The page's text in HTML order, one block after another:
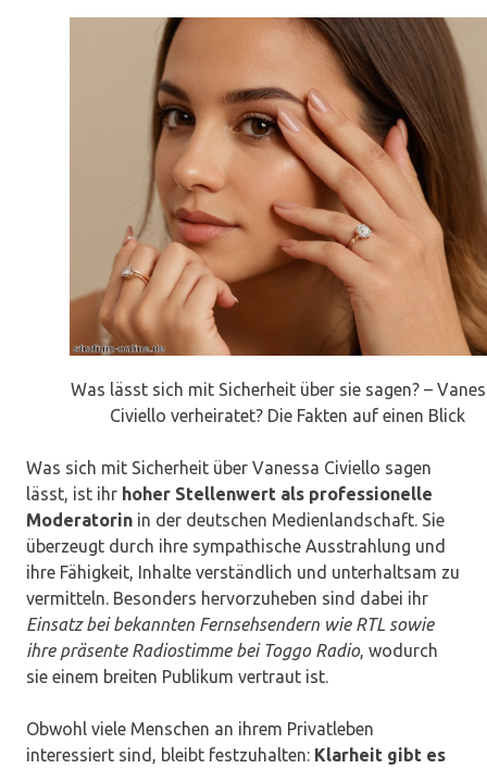
Was lässt sich mit Sicherheit über sie sagen? –
Civiello verheiratet? Die Fakten auf einen Blick
Was sich mit Sicherheit über Vanessa Civiello sagen
lässt, ist ihr hoher Stellenwert als professionelle
Moderatorin in der deutschen Medienlandschaft. Sie
überzeugt durch ihre sympathische Ausstrahlung und
ihre Fähigkeit, Inhalte verständlich und unterhaltsam zu
vermitteln. Besonders hervorzuheben sind dabei ihr
Einsatz bei bekannten Fernsehsendern wie RTL sowie
ihre präsente Radiostimme bei Toggo Radio, wodurch
sie einem breiten Publikum vertraut ist.
Obwohl viele Menschen an ihrem Privatleben
interessiert sind, bleibt festzuhalten: Klarheit gibt es